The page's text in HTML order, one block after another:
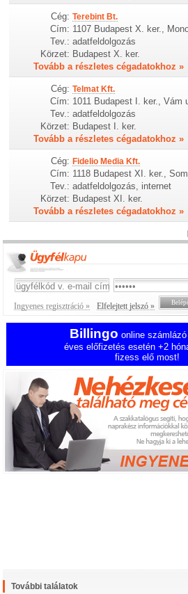
Cég: Terebint Bt.
Cím: 1107 Budapest X. ker.,
Tev.: adatfeldolgozás
Körzet: Budapest X. ker.
Tovább a részletes cégadatokhoz »
Cég: Telmat Kft.
Cím: 1011 Budapest I. ker., Vám
Tev.: adatfeldolgozás
Körzet: Budapest I. ker.
Tovább a részletes cégadatokhoz »
Cég: Fidelio Media Kft.
Cím: 1118 Budapest XI. ker.,
Tev.: adatfeldolgozás, internet
Körzet: Budapest XI. ker.
Tovább a részletes cégadatokhoz »
Ingyenes regisztráció » Elfelejtett jelszó »
Billingo online
éves előfizetés esetén +2
fizess elő most!
További találatok